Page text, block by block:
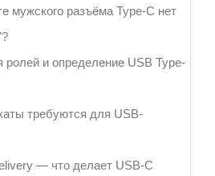
мужского разъёма Type-C нет
ролей и определение USB Type-
требуются для USB-
— что делает USB-C